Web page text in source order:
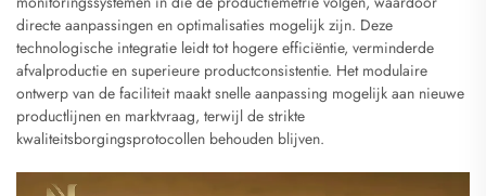
directe aanpassingen en optimalisaties mogelijk zijn. Deze
technologische integratie leidt tot hogere efficiëntie, verminderde
afvalproductie en superieure productconsistentie. Het modulaire
ontwerp van de faciliteit maakt snelle aanpassing mogelijk aan nieuwe
productlijnen en marktvraag, terwijl de strikte
kwaliteitsborgingsprotocollen behouden blijven.